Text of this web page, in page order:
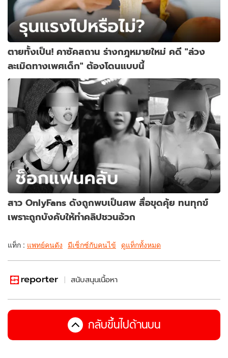
ตายทั้งเป็น! คาซัคสถาน ร่างกฎหมายใหม่ คดี "ล่วง
ละเมิดทางเพศเด็ก" ต้องโดนแบบนี้
สาว OnlyFans ดังถูกพบเป็นศพ สื่อขุดคุ้ย ทนทุกข์
เพราะถูกบังคับให้ทำคลิปชวนอ้วก
แท็ก : แพทย์คนดัง มีเซ็กซ์กับคนไข้ ดูแท็กทั้งหมด
สนับสนุนเนื้อหา
กลับขึ้นไปด้านบน